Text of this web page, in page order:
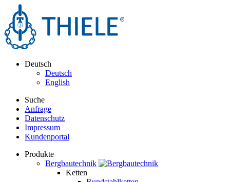
Deutsch
Deutsch
English
Suche
Anfrage
Datenschutz
Impressum
Kundenportal
Produkte
Bergbautechnik
Ketten